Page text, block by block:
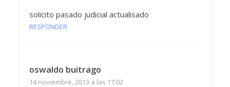
solicito pasado judicial actualisado
RESPONDER
oswaldo buitrago
14 noviembre, 2013 a las 17:02